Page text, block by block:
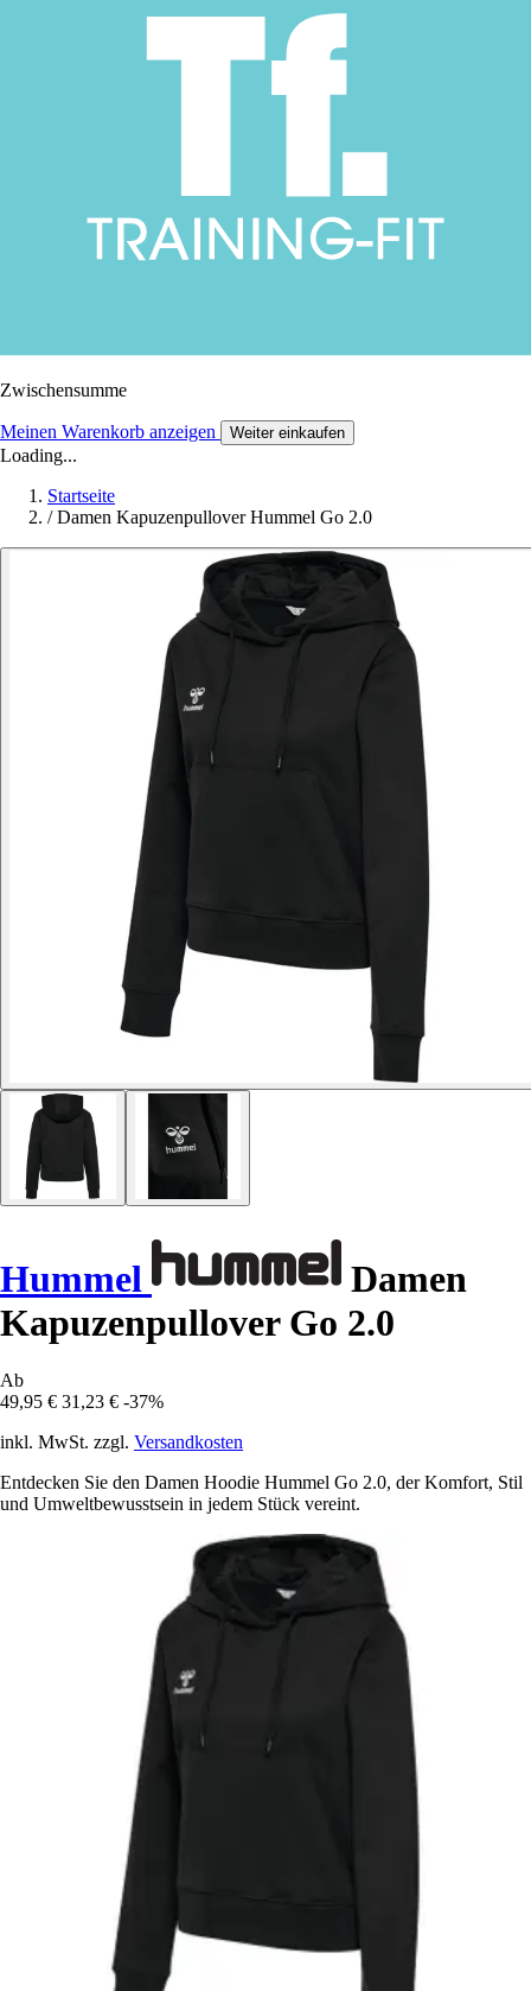
Zwischensumme
Meinen Warenkorb anzeigen Weiter einkaufen
Loading...
Startseite
/ Damen Kapuzenpullover Hummel Go 2.0
Hummel
Damen
Kapuzenpullover Go 2.0
Ab
49,95 € 31,23 € -37%
inkl. MwSt. zzgl. Versandkosten
Entdecken Sie den Damen Hoodie Hummel Go 2.0, der Komfort, Stil
und Umweltbewusstsein in jedem Stück vereint.